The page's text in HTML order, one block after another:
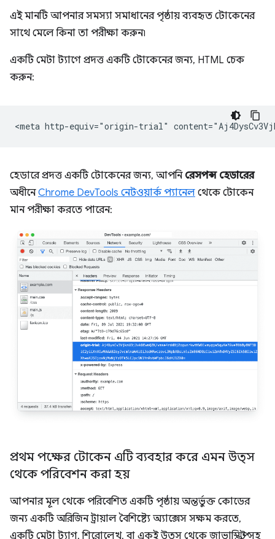
এই মানটি আপনার সমস্যা সমাধানের পৃষ্ঠায় ব্যবহৃত টোকেনের
সাথে মেলে কিনা তা পরীক্ষা করুন৷
একটি মেটা ট্যাগে প্রদত্ত একটি টোকেনের জন্য, HTML চেক
করুন:
হেডারে প্রদত্ত একটি টোকেনের জন্য, আপনি রেসপন্স হেডারের
অধীনেChrome DevTools নেটওয়ার্ক প্যানেল থেকে টোকেন
মান পরীক্ষা করতে পারেন:
প্রথম পক্ষের টোকেন এটি ব্যবহার করে এমন উত্স
থেকে পরিবেশন করা হয়
আপনার মূল থেকে পরিবেশিত একটি পৃষ্ঠায় অন্তর্ভুক্ত কোডের
জন্য একটি অরিজিন ট্রায়াল বৈশিষ্ট্যে অ্যাক্সেস সক্ষম করতে,
একটি মেটা ট্যাগ, শিরোলেখ, বা একই উত্স থেকে জাভাস্ক্রিপ্ট সহ